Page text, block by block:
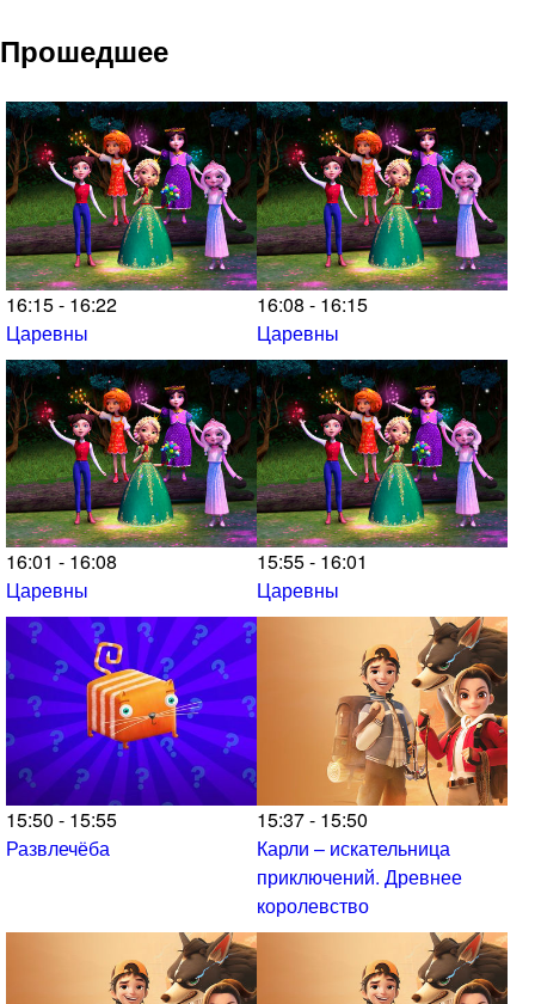
Прошедшее
16:15 - 16:22
Царевны
16:08 - 16:15
Царевны
16:01 - 16:08
Царевны
15:55 - 16:01
Царевны
15:50 - 15:55
Развлечёба
15:37 - 15:50
Карли – искательница
приключений. Древнее
королевство